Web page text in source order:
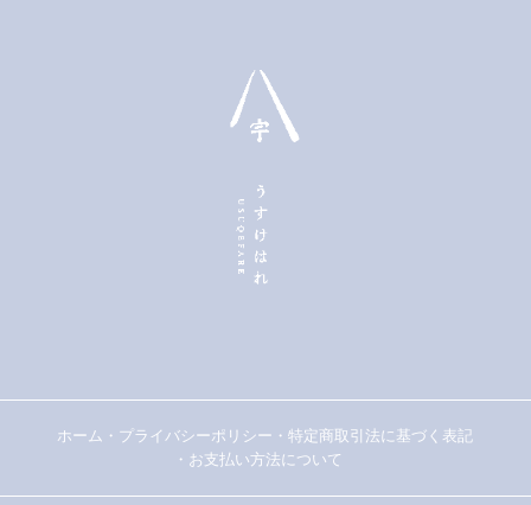
ホーム ・ プライバシーポリシー ・特定商取引法に基づく表記
・ お支払い方法について